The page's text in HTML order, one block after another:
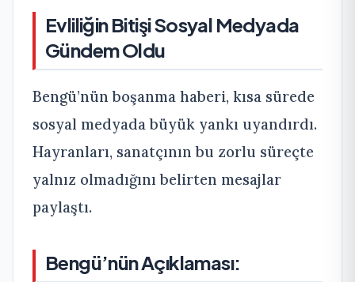
Evliliğin Bitişi Sosyal Medyada
Gündem Oldu
Bengü’nün boşanma haberi, kısa sürede
sosyal medyada büyük yankı uyandırdı.
Hayranları, sanatçının bu zorlu süreçte
yalnız olmadığını belirten mesajlar
paylaştı.
Bengü’nün Açıklaması: